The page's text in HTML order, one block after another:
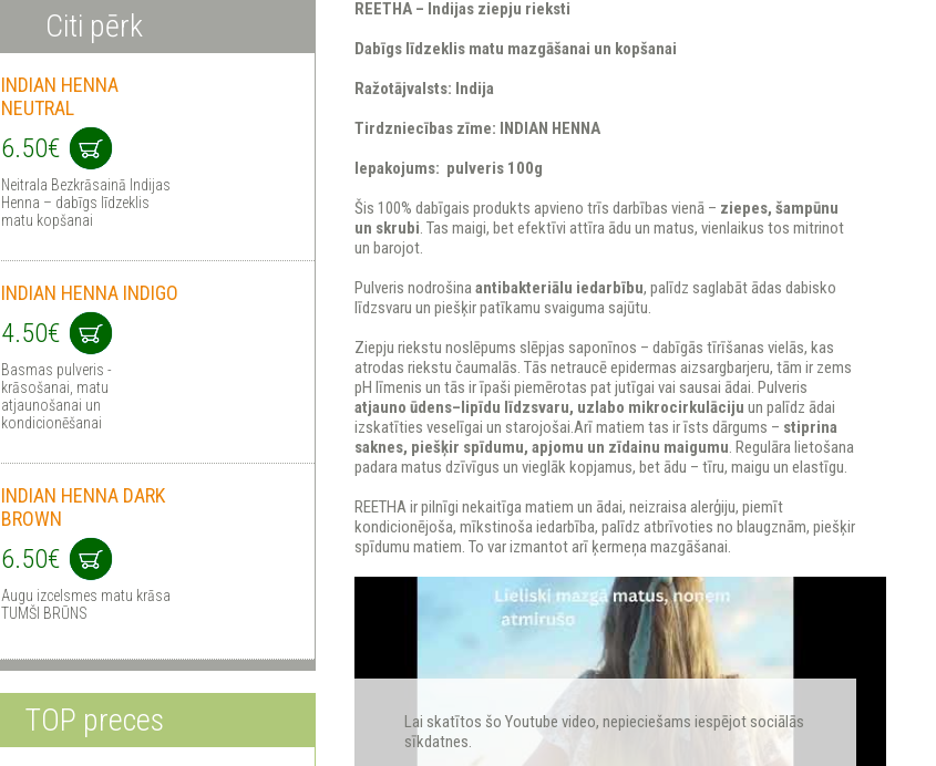
REETHA – Indijas ziepju rieksti
Dabīgs līdzeklis matu mazgāšanai un kopšanai
Ražotājvalsts: Indija
Tirdzniecības zīme: INDIAN HENNA
Iepakojums: pulveris 100g
Šis 100% dabīgais produkts apvieno trīs darbības vienā – ziepes, šampūnu
un skrubi. Tas maigi, bet efektīvi attīra ādu un matus, vienlaikus tos mitrinot
un barojot.
Pulveris nodrošinaantibakteriālu iedarbību, palīdz saglabāt ādas dabisko
līdzsvaru un piešķir patīkamu svaiguma sajūtu.
Ziepju riekstu noslēpums slēpjas saponīnos – dabīgās tīrīšanas vielās, kas
atrodas riekstu čaumalās. Tās netraucē epidermas aizsargbarjeru, tām ir zems
pH līmenis un tās ir īpaši piemērotas pat jutīgai vai sausai ādai. Pulveris
atjauno ūdens–lipīdu līdzsvaru, uzlabo mikrocirkulāciju un palīdz ādai
izskatīties veselīgai un starojošai.Arī matiem tas ir īsts dārgums – stiprina
saknes, piešķir spīdumu, apjomu un zīdainu maigumu. Regulāra lietošana
padara matus dzīvīgus un vieglāk kopjamus, bet ādu – tīru, maigu un elastīgu.
REETHA ir pilnīgi nekaitīga matiem un ādai, neizraisa alerģiju, piemīt
kondicionējoša, mīkstinoša iedarbība, palīdz atbrīvoties no blaugznām, piešķir
spīdumu matiem. To var izmantot arī ķermeņa mazgāšanai.
Lai skatītos šo Youtube video, nepieciešams iespējot sociālās
sīkdatnes.
Citi pērk
INDIAN HENNA
NEUTRAL
6.50€
Neitrala Bezkrāsainā Indijas
Henna – dabīgs līdzeklis
matu kopšanai
INDIAN HENNA INDIGO
4.50€
Basmas pulveris -
krāsošanai, matu
atjaunošanai un
kondicionēšanai
INDIAN HENNA DARK
BROWN
6.50€
Augu izcelsmes matu krāsa
TUMŠI BRŪNS
TOP preces